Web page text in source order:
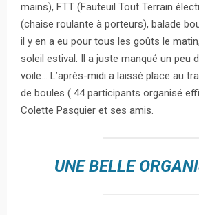
mains), FTT (Fauteuil Tout Terrain
(chaise roulante à porteurs), balade
il y en a eu pour tous les goûts le
soleil estival. Il a juste manqué un peu
voile… L’après-midi a laissé place au
de boules ( 44 participants organisé
Colette Pasquier et ses amis.
UNE BELLE